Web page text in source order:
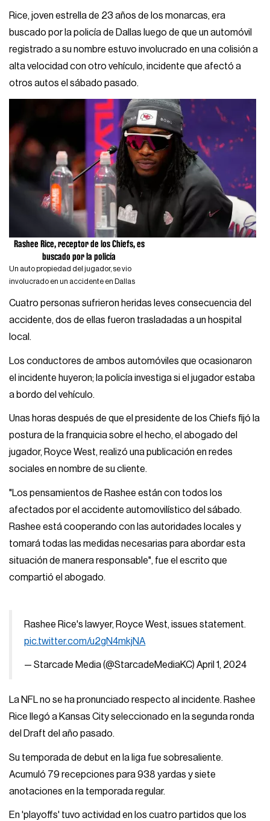
Rice, joven estrella de 23 años de los monarcas, era
buscado por la policía de Dallas luego de que un automóvil
registrado a su nombre estuvo involucrado en una colisión a
alta velocidad con otro vehículo, incidente que afectó a
otros autos el sábado pasado.
Rashee Rice, receptor de los Chiefs, es
buscado por la policía
Un auto propiedad del jugador, se vio
involucrado en un accidente en Dallas
Cuatro personas sufrieron heridas leves consecuencia del
accidente, dos de ellas fueron trasladadas a un hospital
local.
Los conductores de ambos automóviles que ocasionaron
el incidente huyeron; la policía investiga si el jugador estaba
a bordo del vehículo.
Unas horas después de que el presidente de los Chiefs fijó la
postura de la franquicia sobre el hecho, el abogado del
jugador, Royce West, realizó una publicación en redes
sociales en nombre de su cliente.
"Los pensamientos de Rashee están con todos los
afectados por el accidente automovilístico del sábado.
Rashee está cooperando con las autoridades locales y
tomará todas las medidas necesarias para abordar esta
situación de manera responsable", fue el escrito que
compartió el abogado.
Rashee Rice's lawyer, Royce West, issues statement.
pic.twitter.com/u2gN4mkjNA
— Starcade Media (@StarcadeMediaKC)April 1, 2024
La NFL no se ha pronunciado respecto al incidente. Rashee
Rice llegó a Kansas City seleccionado en la segunda ronda
del Draft del año pasado.
Su temporada de debut en la liga fue sobresaliente.
Acumuló 79 recepciones para 938 yardas y siete
anotaciones en la temporada regular.
En 'playoffs' tuvo actividad en los cuatro partidos que los